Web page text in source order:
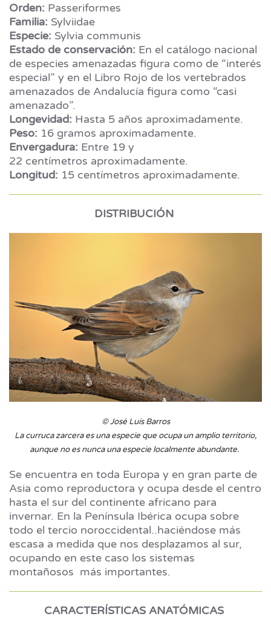
Orden: Passeriformes
Familia: Sylviidae
Especie: Sylvia communis
Estado de conservación: En el catálogo nacional
de especies amenazadas figura como de “interés
especial” y en el Libro Rojo de los vertebrados
amenazados de Andalucía figura como “casi
amenazado”.
Longevidad: Hasta 5 años aproximadamente.
Peso: 16 gramos aproximadamente.
Envergadura: Entre 19 y
22 centímetros aproximadamente.
Longitud: 15 centímetros aproximadamente.
DISTRIBUCIÓN
© José Luís Barros
La curruca zarcera es una especie que ocupa un amplio territorio,
aunque no es nunca una especie localmente abundante.
Se encuentra en toda Europa y en gran parte de
Asia como reproductora y ocupa desde el centro
hasta el sur del continente africano para
invernar. En la Península Ibérica ocupa sobre
todo el tercio noroccidental..haciéndose más
escasa a medida que nos desplazamos al sur,
ocupando en este caso los sistemas
montañosos más importantes.
CARACTERÍSTICAS ANATÓMICAS